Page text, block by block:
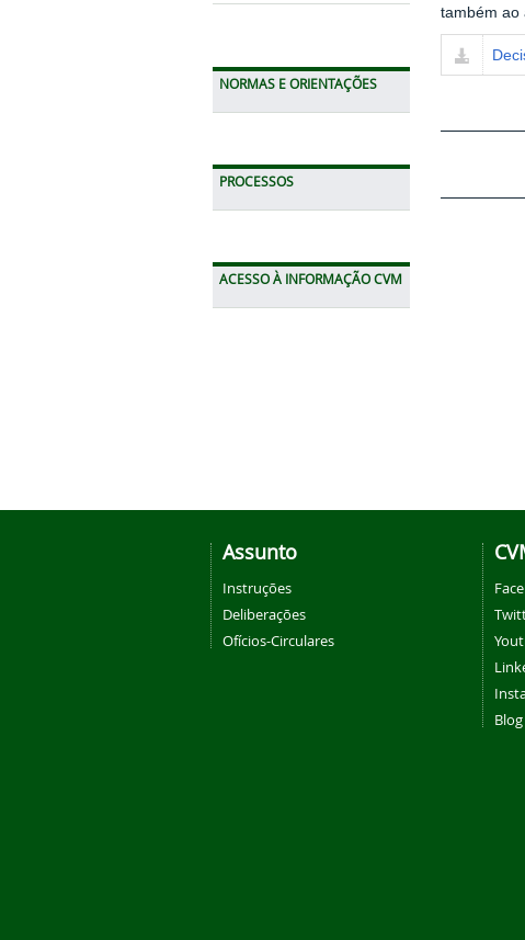
NORMAS E ORIENTAÇÕES
PROCESSOS
ACESSO À INFORMAÇÃO CVM
também ao
Assunto
Instruções
Deliberações
Ofícios-Circulares